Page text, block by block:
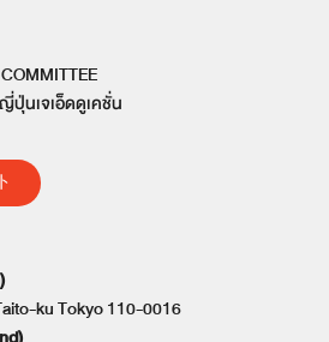
ปุ่นเจเอ็ดดูเคชั่น
ku Tokyo 110-0016